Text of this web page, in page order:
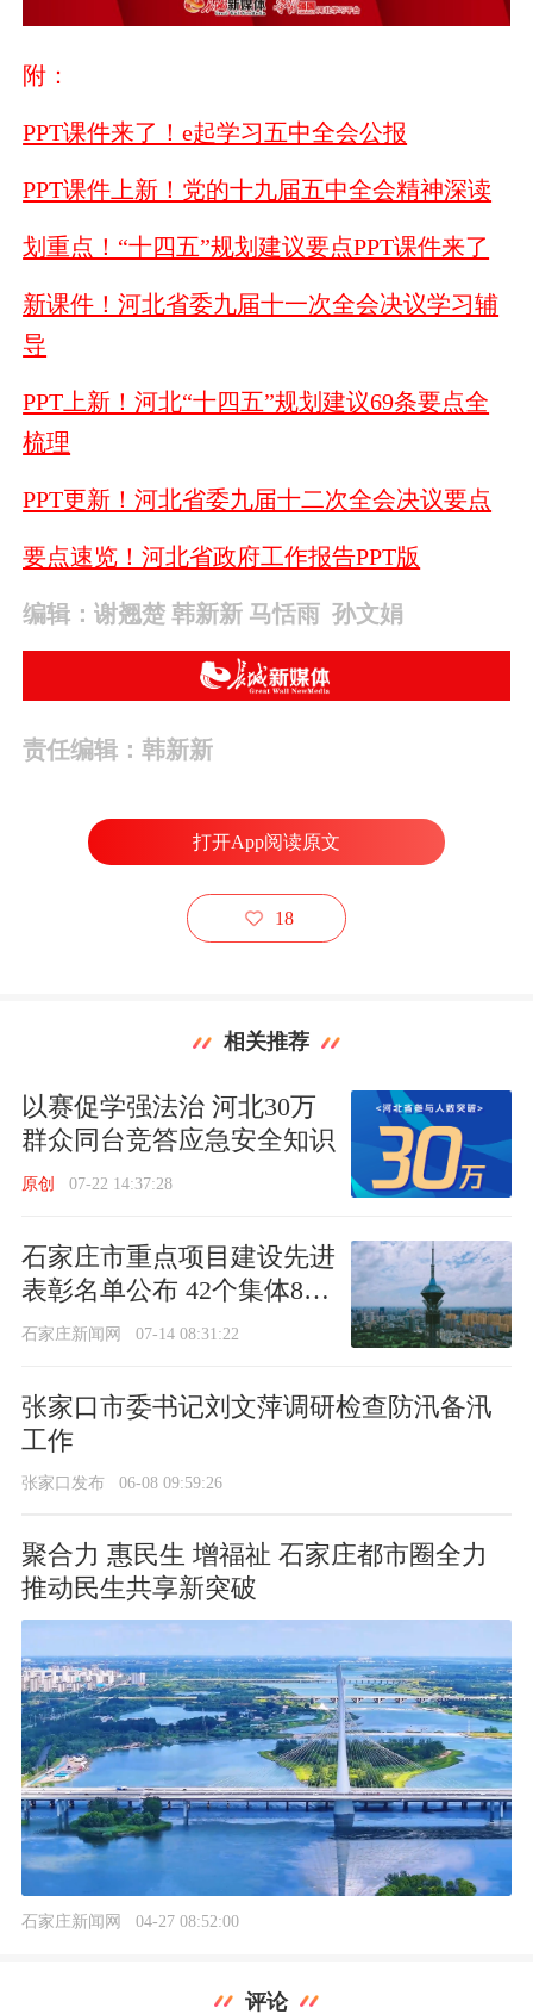
附：
PPT课件来了！e起学习五中全会公报
PPT课件上新！党的十九届五中全会精神深读
划重点！“十四五”规划建议要点PPT课件来了
新课件！河北省委九届十一次全会决议学习辅
导
PPT上新！河北“十四五”规划建议69条要点全
梳理
PPT更新！河北省委九届十二次全会决议要点
要点速览！河北省政府工作报告PPT版
编辑：谢翘楚 韩新新 马恬雨 孙文娟
责任编辑：韩新新
打开App阅读原文
18
相关推荐
以赛促学强法治 河北30万
群众同台竞答应急安全知识
原创 07-22 14:37:28
石家庄市重点项目建设先进
表彰名单公布 42个集体80
名个人入选
石家庄新闻网 07-14 08:31:22
张家口市委书记刘文萍调研检查防汛备汛
工作
张家口发布 06-08 09:59:26
聚合力 惠民生 增福祉 石家庄都市圈全力
推动民生共享新突破
石家庄新闻网 04-27 08:52:00
评论